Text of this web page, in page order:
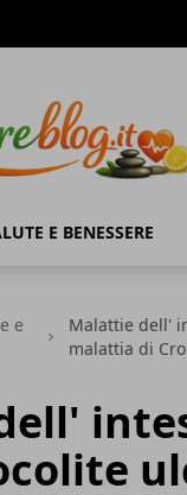
E BENESSERE
e
Malattie dell'
malattia di